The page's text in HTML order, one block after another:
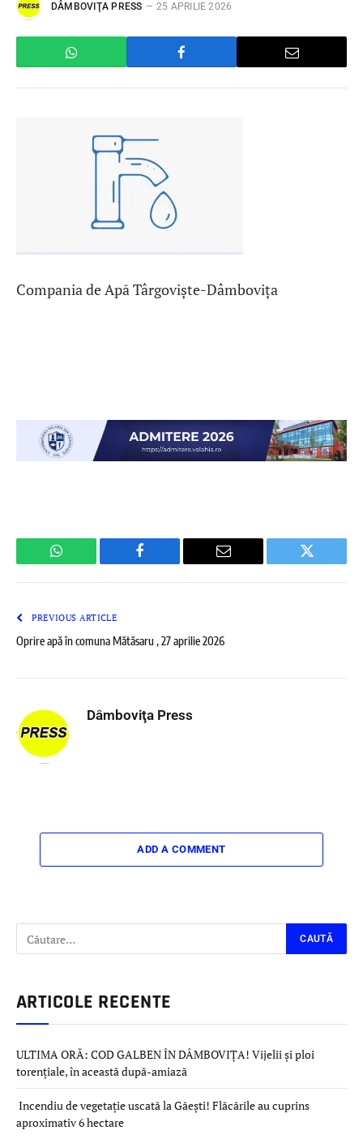
DÂMBOVIŢA PRESS 25 APRILIE 2026
Compania de Apă Târgoviște-Dâmbovița
WhatsApp Facebook Email Twitter
PREVIOUS ARTICLE
Oprire apă în comuna Mătăsaru , 27 aprilie 2026
Dâmboviţa Press
ADD A COMMENT
ARTICOLE RECENTE
ULTIMA ORĂ: COD GALBEN ÎN DÂMBOVIȚA! Vijelii și ploi
torențiale, în această după-amiază
Incendiu de vegetație uscată la Găești! Flăcările au cuprins
aproximativ 6 hectare